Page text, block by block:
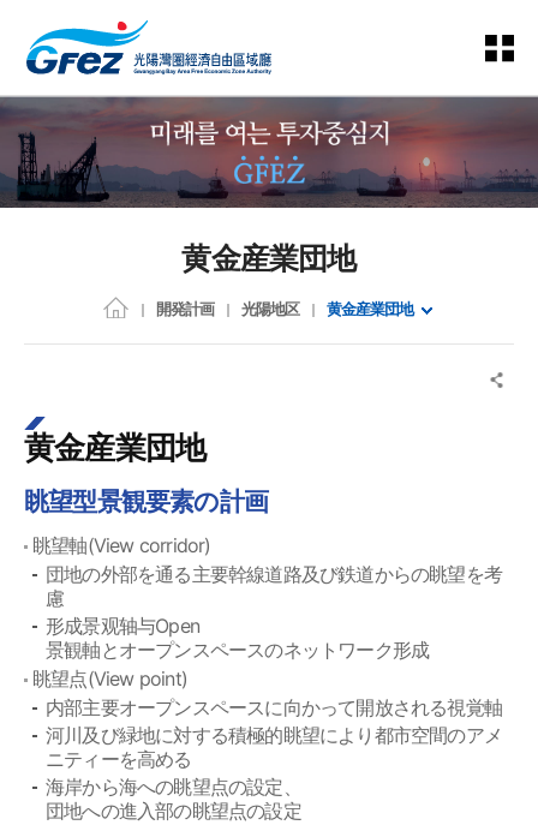
黄金産業団地
開発計画 光陽地区 黄金産業団地
黄金産業団地
眺望型景観要素の計画
眺望軸(View corridor)
団地の外部を通る主要幹線道路及び鉄道からの眺望を考
慮
形成景观轴与Open
景観軸とオープンスペースのネットワーク形成
眺望点(View point)
内部主要オープンスペースに向かって開放される視覚軸
河川及び緑地に対する積極的眺望により都市空間のアメ
ニティーを高める
海岸から海への眺望点の設定、
団地への進入部の眺望点の設定